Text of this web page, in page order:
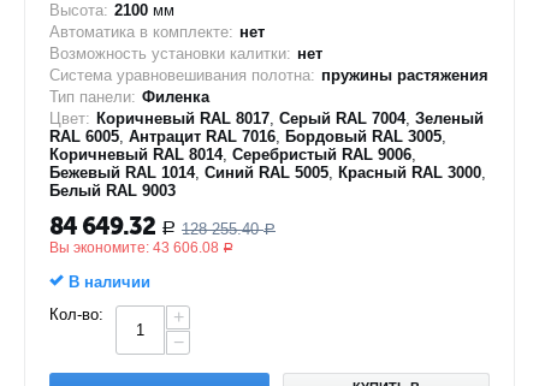
Высота: 2100 мм
Автоматика в комплекте: нет
Возможность установки калитки: нет
Система уравновешивания полотна: пружины растяжения
Тип панели: Филенка
Цвет: Коричневый RAL 8017, Серый RAL 7004, Зеленый
RAL 6005, Антрацит RAL 7016, Бордовый RAL 3005,
Коричневый RAL 8014, Серебристый RAL 9006,
Бежевый RAL 1014, Синий RAL 5005, Красный RAL 3000,
Белый RAL 9003
84 649.32 Р 128 255.40 Р
Вы экономите: 43 606.08 Р
В наличии
Кол-во:
+
−